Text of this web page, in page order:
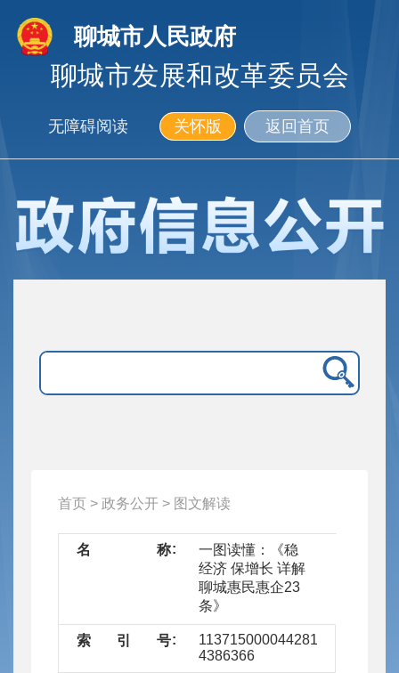
聊城市人民政府
聊城市发展和改革委员会
无障碍阅读 关怀版 返回首页
首页 > 政务公开 > 图文解读
名 称
一图读懂：《稳
经济 保增长 详解
聊城惠民惠企23
条》
索 引 号
11371500004428194T/2022-
4386366